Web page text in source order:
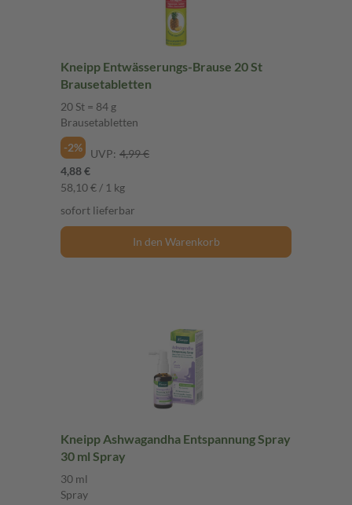
Kneipp Entwässerungs-Brause 20 St
Brausetabletten
20 St = 84 g
Brausetabletten
-2%
UVP: 4,99 €
4,88 €
58,10 € / 1 kg
sofort lieferbar
In den Warenkorb
Kneipp Ashwagandha Entspannung Spray
30 ml Spray
30 ml
Spray